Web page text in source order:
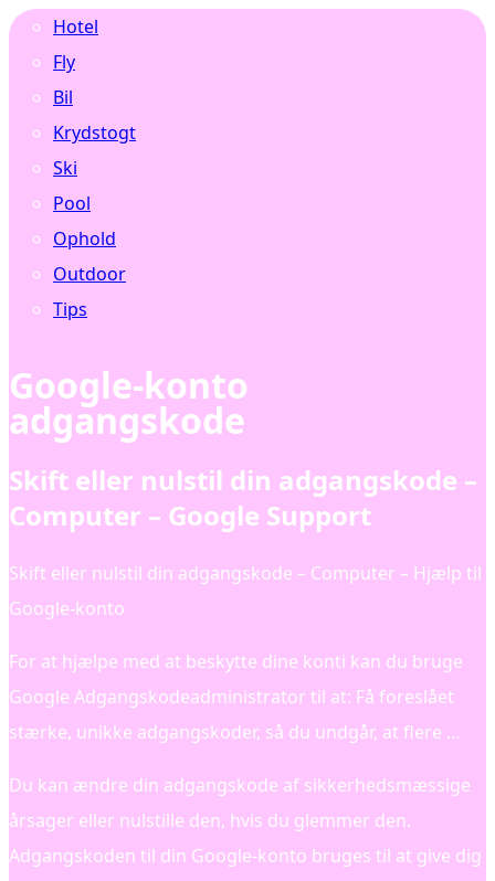
Hotel
Fly
Bil
Krydstogt
Ski
Pool
Ophold
Outdoor
Tips
Google-konto
adgangskode
Skift eller nulstil din adgangskode –
Computer – Google Support
Skift eller nulstil din adgangskode – Computer – Hjælp til
Google-konto
For at hjælpe med at beskytte dine konti kan du bruge
Google Adgangskodeadministrator til at: Få foreslået
stærke, unikke adgangskoder, så du undgår, at flere …
Du kan ændre din adgangskode af sikkerhedsmæssige
årsager eller nulstille den, hvis du glemmer den.
Adgangskoden til din Google-konto bruges til at give dig